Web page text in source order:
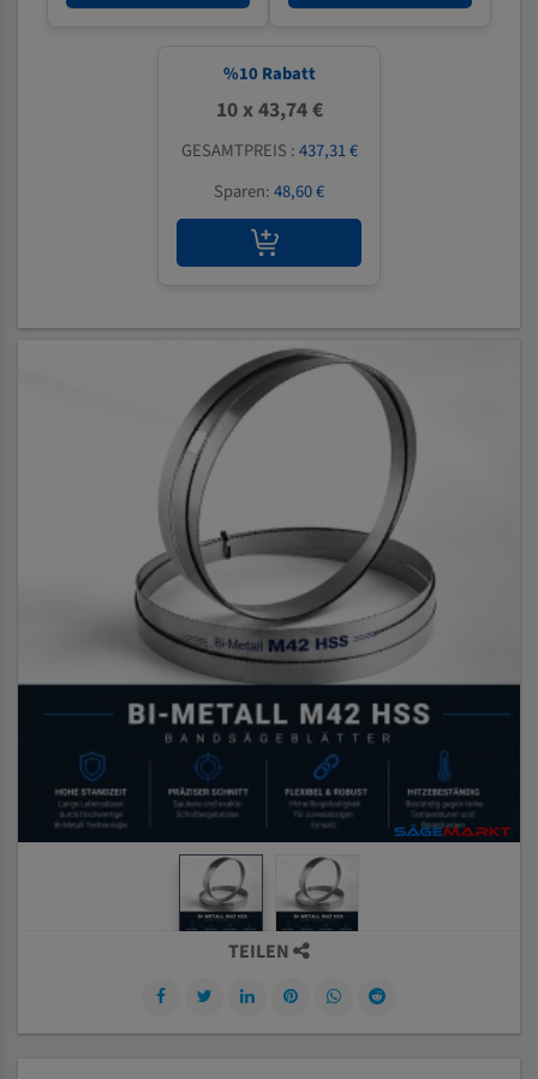
%10 Rabatt
10 x 43,74 €
GESAMTPREIS :437,31 €
Sparen:48,60 €
TEILEN